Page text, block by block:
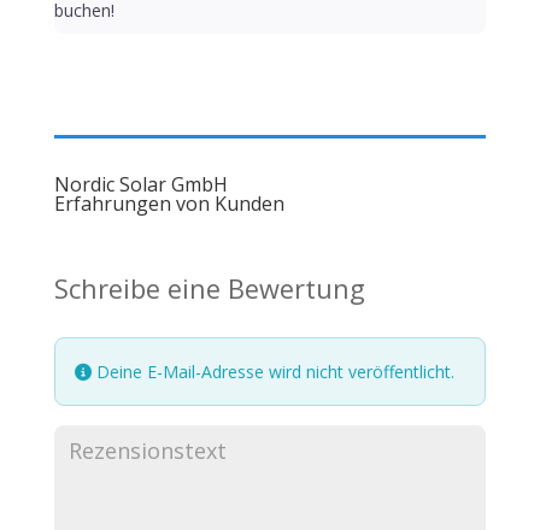
buchen!
Nordic Solar GmbH
Erfahrungen von Kunden
Schreibe eine Bewertung
Deine E-Mail-Adresse wird nicht veröffentlicht.